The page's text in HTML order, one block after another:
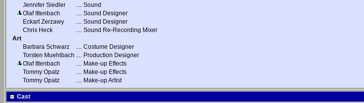
Jennifer Siedler
.... Sound
Olaf Ittenbach
.... Sound Designer
Eckart Zerzawy
.... Sound Designer
Chris Heck
.... Sound Re-Recording Mixer
Art
Barbara Schwarz
.... Costume Designer
Torsten Muehlbach .... Production Designer
Olaf Ittenbach
.... Make-up Effects
Tommy Opatz
.... Make-up Effects
Tommy Opatz
.... Make-up Artist
Cast